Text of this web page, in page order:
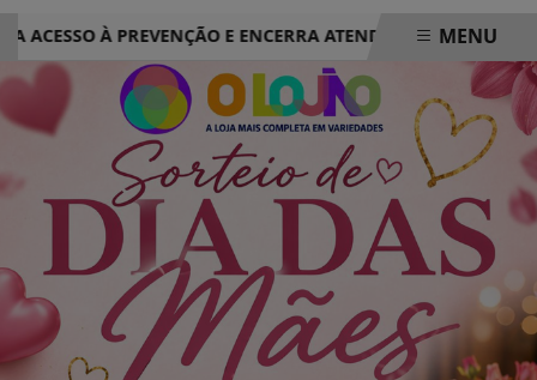
À PREVENÇÃO E ENCERRA ATENDIMENTOS COM MAIS
EM ALTA
MENU